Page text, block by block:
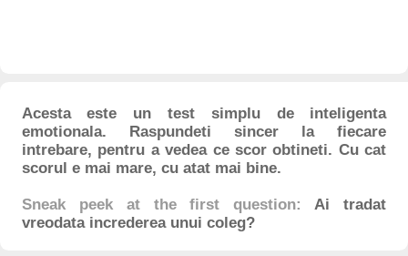
Acesta este un test simplu de inteligenta
emotionala. Raspundeti sincer la fiecare
intrebare, pentru a vedea ce scor obtineti. Cu cat
scorul e mai mare, cu atat mai bine.
Sneak peek at the first question:Ai tradat
vreodata increderea unui coleg?